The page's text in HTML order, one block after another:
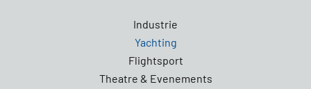
Industrie
Yachting
Flightsport
Theatre & Evenements